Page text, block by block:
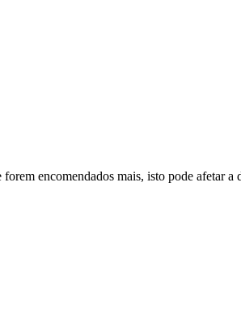
encomendados mais, isto pode afetar a